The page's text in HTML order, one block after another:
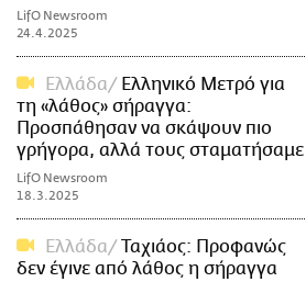
LifO Newsroom
24.4.2025
Ελλάδα
Ελληνικό Μετρό για
τη «λάθος» σήραγγα:
Προσπάθησαν να σκάψουν πιο
γρήγορα, αλλά τους σταματήσαμε
LifO Newsroom
18.3.2025
Ελλάδα
Ταχιάος: Προφανώς
δεν έγινε από λάθος η σήραγγα